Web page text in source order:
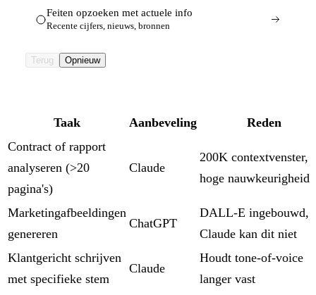
Feiten opzoeken met actuele info
Recente cijfers, nieuws, bronnen
Terug Opnieuw
Taak Aanbeveling
Reden
Contract of rapport
analyseren (>20
pagina's)
Claude
200K contextvenster,
hoge nauwkeurigheid
Marketingafbeeldingen
genereren
ChatGPT
DALL-E ingebouwd,
Claude kan dit niet
Klantgericht schrijven
met specifieke stem
Claude
Houdt tone-of-voice
langer vast